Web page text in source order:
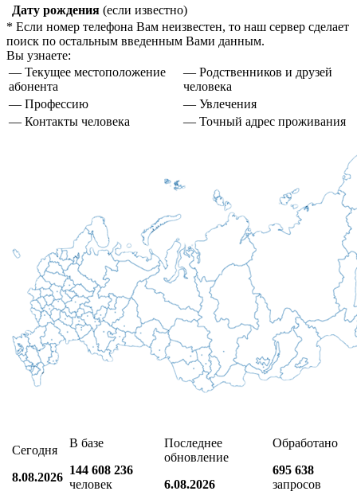
Дату рождения (если известно)
* Если номер телефона Вам неизвестен, то наш сервер сделает
поиск по остальным введенным Вами данным.
Вы узнаете:
— Текущее местоположение
абонента
— Родственников и друзей
человека
— Профессию
— Увлечения
— Контакты человека
— Точный адрес проживания
Сегодня
8.08.2026
В базе
144 608 236
человек
Последнее
обновление
6.08.2026
Обработано
695 638
запросов